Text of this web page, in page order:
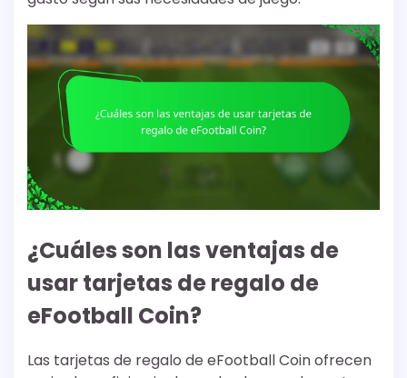
¿Cuáles son las ventajas de
usar tarjetas de regalo de
eFootball Coin?
Las tarjetas de regalo de eFootball Coin ofrecen